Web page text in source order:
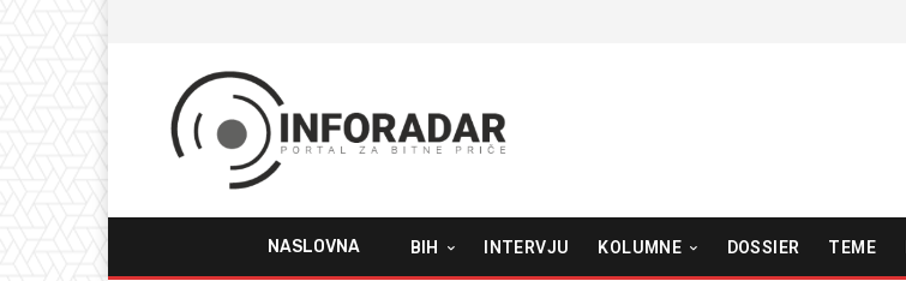
NASLOVNA BIH INTERVJU KOLUMNE DOSSIER TEME